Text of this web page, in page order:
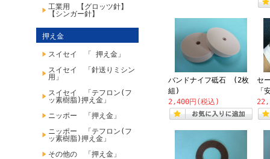
工業用 【グロッツ針】
【シンガー針】
押え金
スイセイ 「 押え金」
スイセイ 「針送りミシン
用」
スイセイ 「テフロン(フ
ッ素樹脂)押え金」
ニッポー 「押え金」
ニッポー 「テフロン(フ
ッ素樹脂)押え金」
その他の 「押え金」
バンドナイフ砥石 (2枚
組)
2,400円(税込)
セ
「